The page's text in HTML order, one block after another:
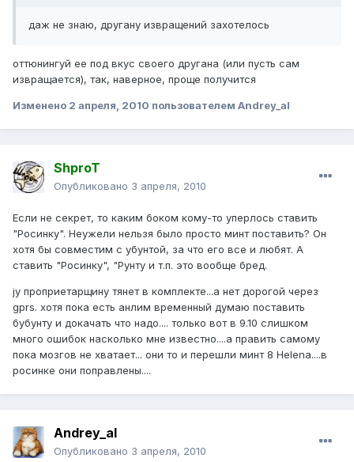
даж не знаю, другану извращений захотелось
оттюнингуй ее под вкус своего другана (или пусть сам
извращается), так, наверное, проще получится
Изменено 2 апреля, 2010 пользователем Andrey_al
ShproT
Опубликовано 3 апреля, 2010
Если не секрет, то каким боком кому-то уперлось ставить
"Росинку". Неужели нельзя было просто минт поставить? Он
хотя бы совместим с убунтой, за что его все и любят. А
ставить "Росинку", "Рунту и т.п. это вообще бред.
jy проприетарщину тянет в комплекте...а нет дорогой через
gprs. хотя пока есть анлим временный думаю поставить
бубунту и докачать что надо.... только вот в 9.10 слишком
много ошибок насколько мне известно....а править самому
пока мозгов не хватает... они то и перешли минт 8 Helena....в
росинке они поправлены....
Andrey_al
Опубликовано 3 апреля, 2010